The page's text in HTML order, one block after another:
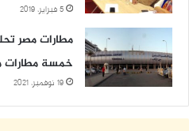
5 فبراير، 2019
مطارات مصر
خمسة مطارات
19 نوفمبر، 2021